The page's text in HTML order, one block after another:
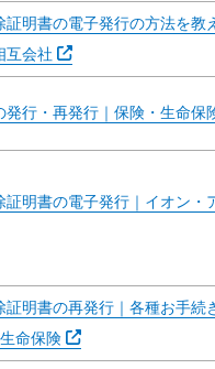
明書の電子発行の方法を教
互会社
Abra em outra guia
発行・再発行｜保険・生命保
証明書の電子発行｜イオン・
guia
証明書の再発行｜各種お手続
命保険
Abra em outra guia